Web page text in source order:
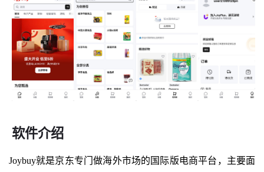
软件介绍
Joybuy就是京东专门做海外市场的国际版电商平台，主要面